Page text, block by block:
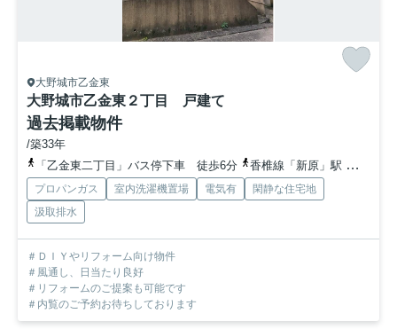
大野城市乙金東
大野城市乙金東２丁目 戸建て
過去掲載物件
/築33年
「乙金東二丁目」バス停下車 徒歩6分
香椎線「新原」駅 徒歩46分
プロパンガス 室内洗濯機置場 電気有
閑静な住宅地
汲取排水
＃ＤＩＹやリフォーム向け物件
＃風通し、日当たり良好
＃リフォームのご提案も可能です
＃内覧のご予約お待ちしております